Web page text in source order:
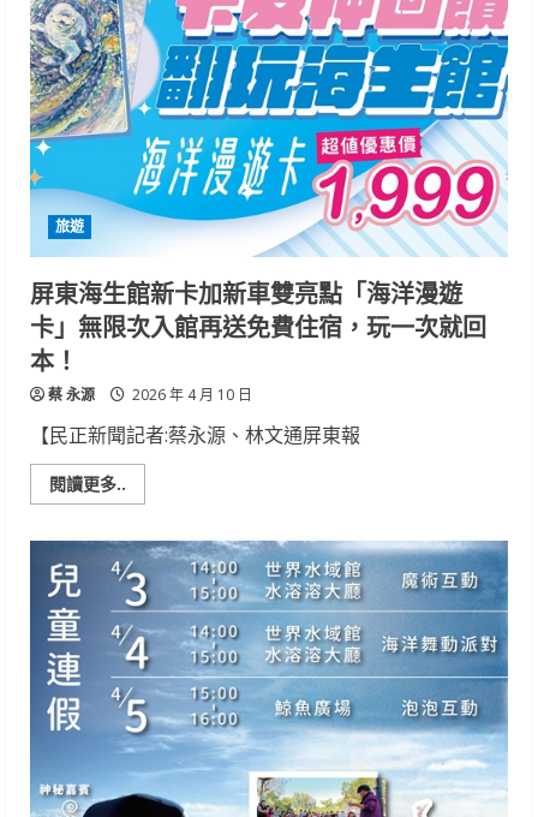
先
泡
溫
水
澡？
屏
東
海
生
揭
密
健
檢
常
旅遊
屏東海生館新卡加新車雙亮點「海洋漫遊
卡」無限次入館再送免費住宿，玩一次就回
本！
蔡 永源 2026 年 4 月 10 日
【民正新聞記者:蔡永源、林文通屏東報
閱讀更多..
more
東
海
生
館
新
卡
加
新
車
雙
亮
點
「海
洋
遊